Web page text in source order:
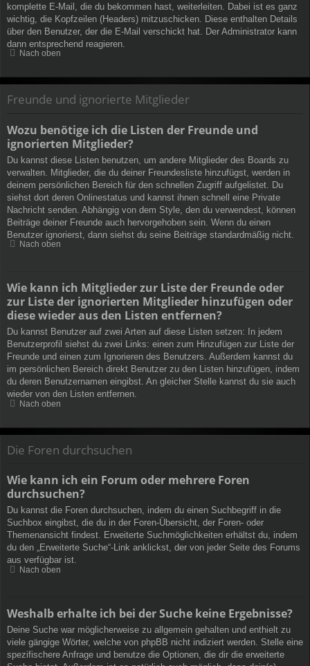
komplette E-Mail, die du bekommen hast, weiterleiten. Dabei ist es ganz
wichtig, die Kopfzeilen (Headers) mitzuschicken. Diese enthalten Details
über den Benutzer, der die E-Mail verschickt hat. Der Administrator kann
dann entsprechend reagieren.
Nach oben
Freunde und ignorierte Mitglieder
Wozu benötige ich die Listen der Freunde und
ignorierten Mitglieder?
Du kannst diese Listen benutzen, um andere Mitglieder des Boards zu
verwalten. Mitglieder, die du deiner Freundesliste hinzufügst, werden in
deinem persönlichen Bereich für den schnellen Zugriff aufgelistet. Du
siehst dort deren Onlinestatus und kannst ihnen schnell eine Private
Nachricht senden. Abhängig von dem Style, den du verwendest, können
Beiträge deiner Freunde auch hervorgehoben sein. Wenn du einen
Benutzer ignorierst, dann siehst du seine Beiträge standardmäßig nicht.
Nach oben
Wie kann ich Mitglieder zur Liste der Freunde oder
zur Liste der ignorierten Mitglieder hinzufügen oder
diese wieder aus den Listen entfernen?
Du kannst Benutzer auf zwei Arten auf diese Listen setzen: In jedem
Benutzerprofil siehst du zwei Links: einen zum Hinzufügen zur Liste der
Freunde und einen zum Ignorieren des Benutzers. Außerdem kannst du
im persönlichen Bereich direkt Benutzer zu den Listen hinzufügen, indem
du deren Benutzernamen eingibst. An gleicher Stelle kannst du sie auch
wieder von den Listen entfernen.
Nach oben
Die Foren durchsuchen
Wie kann ich ein Forum oder mehrere Foren
durchsuchen?
Du kannst die Foren durchsuchen, indem du einen Suchbegriff in die
Suchbox eingibst, die du in der Foren-Übersicht, der Foren- oder
Themenansicht findest. Erweiterte Suchmöglichkeiten erhältst du, indem
du den „Erweiterte Suche“-Link anklickst, der von jeder Seite des Forums
aus verfügbar ist.
Nach oben
Weshalb erhalte ich bei der Suche keine Ergebnisse?
Deine Suche war möglicherweise zu allgemein gehalten und enthielt zu
viele gängige Wörter, welche von phpBB nicht indiziert werden. Stelle eine
spezifischere Anfrage und benutze die Optionen, die dir die erweiterte